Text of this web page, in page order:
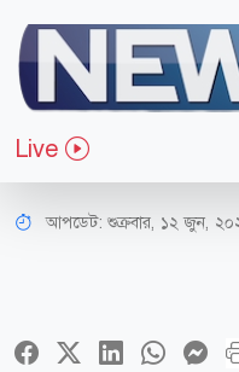
Live
সারাদেশ
ক্রসফায়ারে
রাজ্যের রানী হন স্ত্রী
আপডেট: শুক্রবার, ১২ জুন,